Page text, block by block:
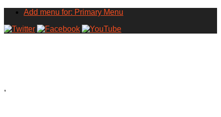
Add menu for: Primary Menu
,